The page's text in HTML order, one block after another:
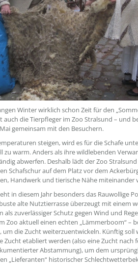
Winter wirklich schon Zeit für den
auch die Tierpfleger im Zoo Stralsund – und
gemeinsam mit den Besuchern.
steigen, wird es für die Schafe
zu warm. Anders als ihre wildlebenden
abwerfen. Deshalb lädt der Zoo Stralsund
Schafschur auf dem Platz vor dem
Handwerk und tierische Nähe miteinander
in diesem Jahr besonders das Rauwollige
alte Nutztierrasse überzeugt mit einem
als zuverlässiger Schutz gegen Wind und
Zoo aktuell einen echten „Lämmerboom“ –
um die Zucht weiterzuentwickeln. Künftig soll
Zucht etabliert werden (also eine Zucht nach
Abstammung), um dem
„Lieferanten“ historischer